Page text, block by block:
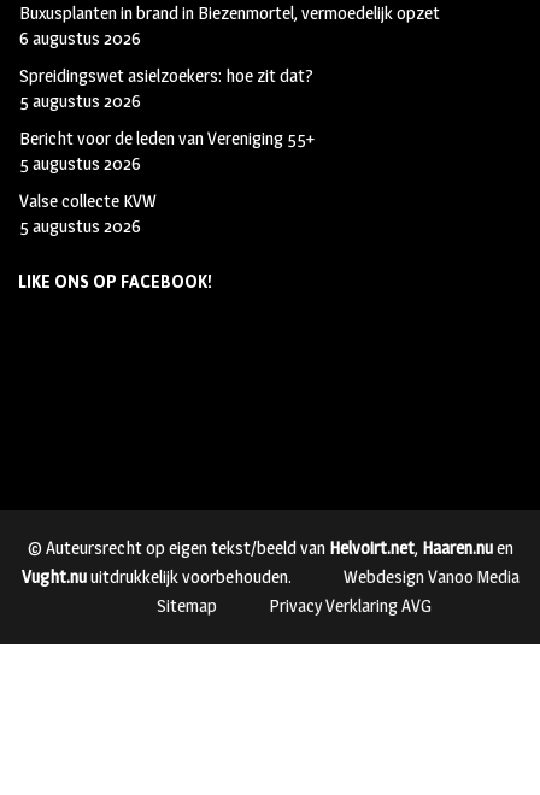
Buxusplanten in brand in Biezenmortel, vermoedelijk opzet
6 augustus 2026
Spreidingswet asielzoekers: hoe zit dat?
5 augustus 2026
Bericht voor de leden van Vereniging 55+
5 augustus 2026
Valse collecte KVW
5 augustus 2026
LIKE ONS OP FACEBOOK!
© Auteursrecht op eigen tekst/beeld van Helvoirt.net, Haaren.nuen
Vught.nuuitdrukkelijk voorbehouden.
Webdesign Vanoo Media
Sitemap
Privacy Verklaring AVG